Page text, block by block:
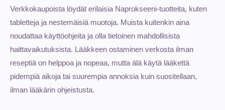
Verkkokaupoista löydät erilaisia Naprokseeni-tuotteita, kuten
tabletteja ja nestemäisiä muotoja. Muista kuitenkin aina
noudattaa käyttöohjeita ja olla tietoinen mahdollisista
haittavaikutuksista. Lääkkeen ostaminen verkosta ilman
reseptiä on helppoa ja nopeaa, mutta älä käytä lääkettä
pidempiä aikoja tai suurempia annoksia kuin suositellaan,
ilman lääkärin ohjeistusta.